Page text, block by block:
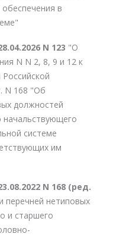
в
N 123 "О
N N 2, 8, 9 и 12 к
N 168 "Об
должностей
начальствующего
системе
им
N 168 (ред.
перечней нетиповых
и старшего